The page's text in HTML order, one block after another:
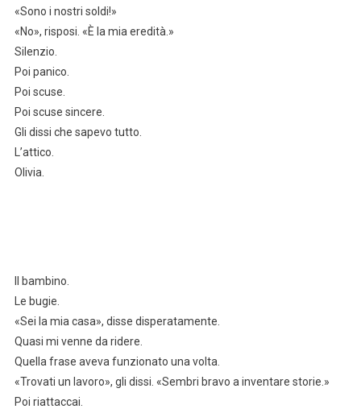
«Sono i nostri soldi!»
«No», risposi. «È la mia eredità.»
Silenzio.
Poi panico.
Poi scuse.
Poi scuse sincere.
Gli dissi che sapevo tutto.
L’attico.
Olivia.
Il bambino.
Le bugie.
«Sei la mia casa», disse disperatamente.
Quasi mi venne da ridere.
Quella frase aveva funzionato una volta.
«Trovati un lavoro», gli dissi. «Sembri bravo a inventare storie.»
Poi riattaccai.